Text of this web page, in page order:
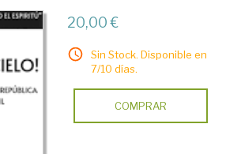
20,00 €
Sin Stock. Disponible en
7/10 días.
COMPRAR